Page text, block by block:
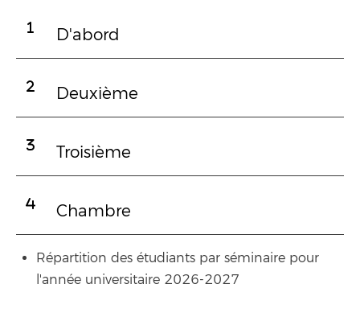
D'abord
Deuxième
Troisième
Chambre
Répartition des étudiants par séminaire pour
l'année universitaire 2026-2027